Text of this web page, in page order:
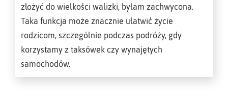
złożyć do wielkości walizki, byłam zachwycona.
Taka funkcja może znacznie ułatwić życie
rodzicom, szczególnie podczas podróży, gdy
korzystamy z taksówek czy wynajętych
samochodów.